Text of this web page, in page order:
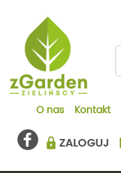
O nas Kontakt
ZALOGUJ